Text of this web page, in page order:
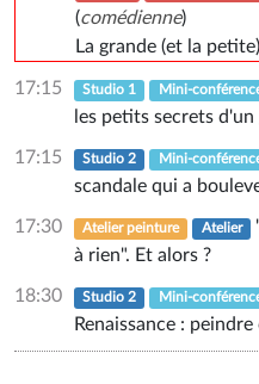
(comédienne)
La grande (et la
17:15 Studio 1 Mini-
les petits secrets
17:15 Studio 2 Mini-
scandale qui a
17:30 Atelier peinture Atelier
à rien". Et alors ?
18:30 Studio 2 Mini-
Renaissance :